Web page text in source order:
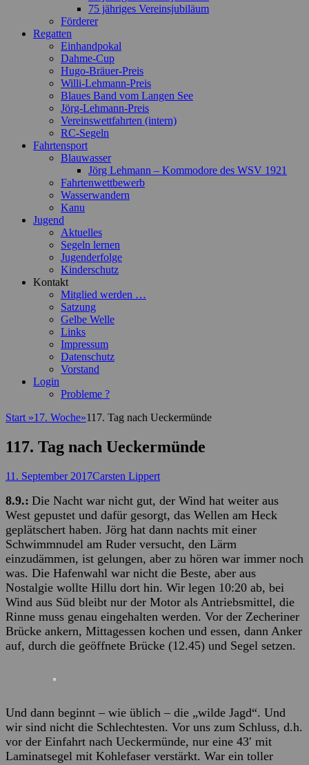
75 jähriges Vereinsjubiläum
Förderer
Regatten
Einhandpokal
Dahme-Cup
Hugo-Bräuer-Preis
Willi-Lehmann-Preis
Blaues Band vom Langen See
Jörg-Lehmann-Preis
Vereinswettfahrten (intern)
RC-Segeln
Fahrtensport
Blauwasser
Jörg Lehmann – Kommodore des WSV 1921
Fahrtenwettbewerb
Wasserwandern
Kanu
Jugend
Aktuelles
Segeln lernen
Jugenderfolge
Kinderschutz
Kontakt
Mitglied werden …
Satzung
Gelbe Welle
Links
Impressum
Datenschutz
Vorstand
Login
Probleme ?
Start »17. Woche»117. Tag nach Ueckermünde
117. Tag nach Ueckermünde
Posted
11. September 2017Autor
Carsten Lippert
8.9.: Die Nacht war nicht gut, der Wind hat weiter aus
West gepustet und dafür gesorgt, das Wellen am Heck
geplätschert haben. Jörg hat dann nachts mit einer
Schwimmnudel am Ruder versucht, den Lärm
einzudämmen, ist gelungen, aber zu hören war immer noch
was. Die Hafenwahl war nicht die Beste, aber aus
Nostalgie wollte Hillu dort hin. Wir legen 10:20 ab, bei
Wind aus Süd bleibt nur der Motor als Antriebsmittel, die
Rinne muss genau eingehalten werden. Vor der Zecheriner
Brücke ankern, Mittagessen kochen und essen, dann Anker
auf, durch die geöffnete Brücke (12.45) und Segel setzen.
Und dann beginnt – wie üblich – die „wilde Jagd“. Und
wir sind nicht die Schlechtesten. Vor uns zum Schluss, d.h.
vor der Einfahrt nach Ueckermünde, nur eine 43′ mit
Laminatsegel mit Kohlefaser verstärkt. War ein toller